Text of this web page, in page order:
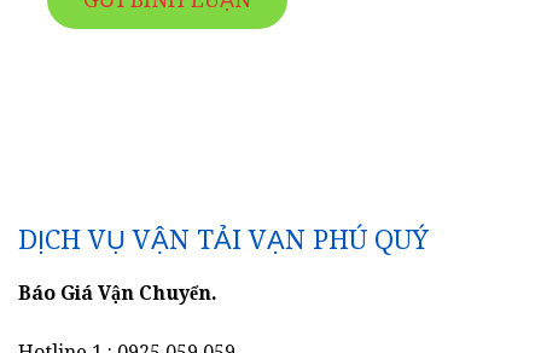
DỊCH VỤ VẬN TẢI VẠN PHÚ QUÝ
Báo Giá Vận Chuyển.